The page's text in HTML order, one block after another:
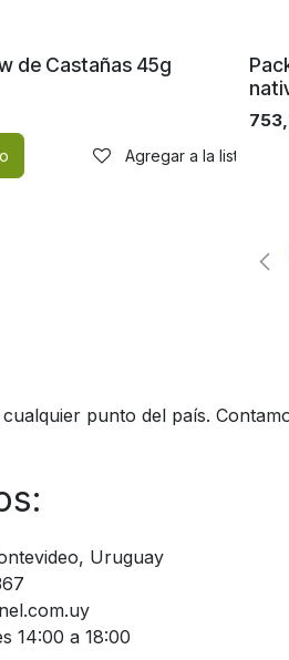
de Castañas 45g
Agregar a la lista de
punto del país.
Uruguay
14:00 a 18:00